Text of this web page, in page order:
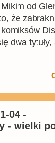
od
że
dwa tytuły,
adaptacje
razem
filmu
04 -
- wielki